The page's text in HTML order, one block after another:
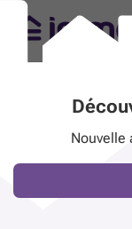
Nouvelle